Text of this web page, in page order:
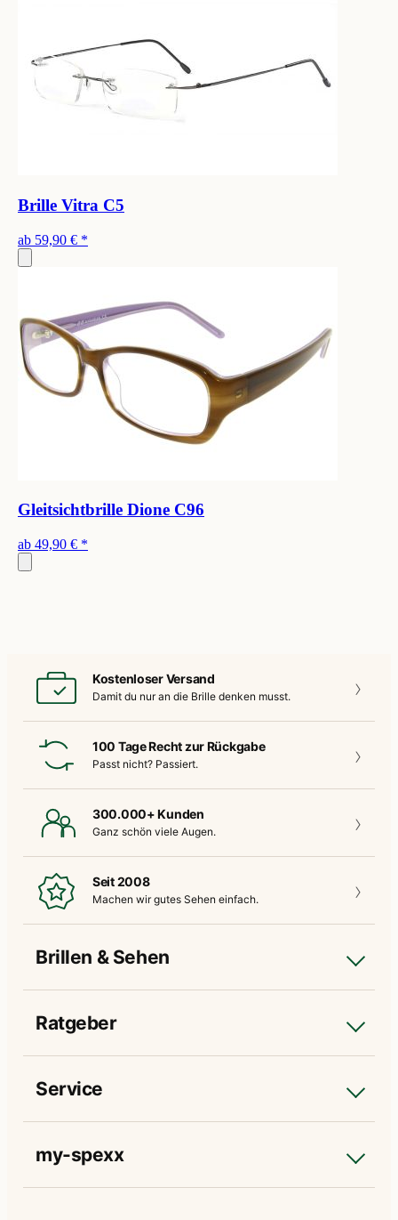
Brille Vitra C5
ab 59,90 € *
Gleitsichtbrille Dione C96
ab 49,90 € *
Kostenloser Versand
Damit du nur an die Brille denken musst.
100 Tage Recht zur Rückgabe
Passt nicht? Passiert.
300.000+ Kunden
Ganz schön viele Augen.
Seit 2008
Machen wir gutes Sehen einfach.
Brillen & Sehen
Ratgeber
Service
my-spexx